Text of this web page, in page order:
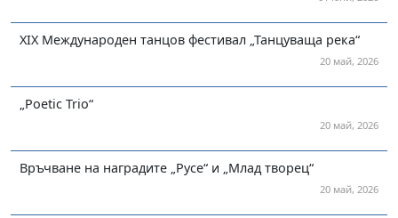
XIX Международен танцов фестивал „Танцуваща река“
20 май, 2026
„Poetic Trio“
20 май, 2026
Връчване на наградите „Русе“ и „Млад творец“
20 май, 2026